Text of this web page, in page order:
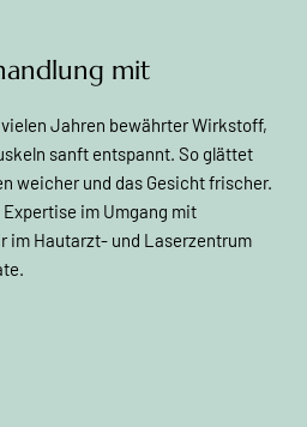
mit
Jahren bewährter Wirkstoff,
sanft entspannt. So glättet
weicher und das Gesicht frischer.
im Umgang mit
im Hautarzt- und Laserzentrum